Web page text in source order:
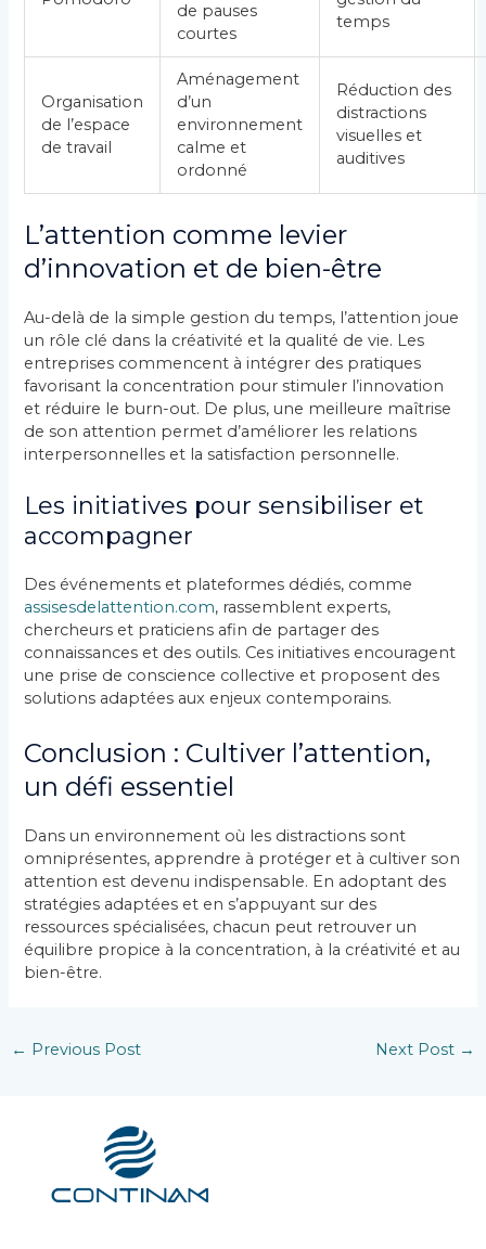
de pauses
courtes
temps
Organisation
de l’espace
de travail
Aménagement
d’un
environnement
calme et
ordonné
Réduction des
distractions
visuelles et
auditives
L’attention comme levier
d’innovation et de bien-être
Au-delà de la simple gestion du temps, l’attention joue
un rôle clé dans la créativité et la qualité de vie. Les
entreprises commencent à intégrer des pratiques
favorisant la concentration pour stimuler l’innovation
et réduire le burn-out. De plus, une meilleure maîtrise
de son attention permet d’améliorer les relations
interpersonnelles et la satisfaction personnelle.
Les initiatives pour sensibiliser et
accompagner
Des événements et plateformes dédiés, comme
assisesdelattention.com, rassemblent experts,
chercheurs et praticiens afin de partager des
connaissances et des outils. Ces initiatives encouragent
une prise de conscience collective et proposent des
solutions adaptées aux enjeux contemporains.
Conclusion : Cultiver l’attention,
un défi essentiel
Dans un environnement où les distractions sont
omniprésentes, apprendre à protéger et à cultiver son
attention est devenu indispensable. En adoptant des
stratégies adaptées et en s’appuyant sur des
ressources spécialisées, chacun peut retrouver un
équilibre propice à la concentration, à la créativité et au
bien-être.
← Previous Post Next Post →